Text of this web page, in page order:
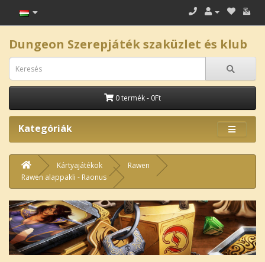
Dungeon Szerepjáték szaküzlet és klub
0 termék - 0Ft
Kategóriák
Kártyajátékok
Rawen
Rawen alappakli - Raonus